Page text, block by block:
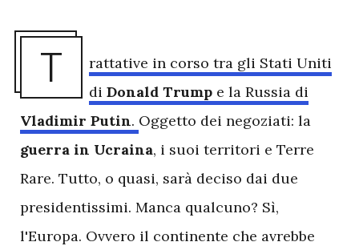
T
rattative in corso tra gli Stati Uniti
di Donald Trump e la Russia di
Vladimir Putin. Oggetto dei negoziati: la
guerra in Ucraina, i suoi territori e Terre
Rare. Tutto, o quasi, sarà deciso dai due
presidentissimi. Manca qualcuno? Sì,
l'Europa. Ovvero il continente che avrebbe